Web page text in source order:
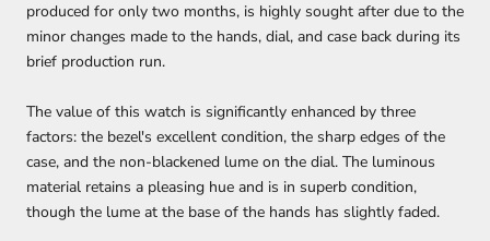
produced for only two months, is highly sought after due to the
minor changes made to the hands, dial, and case back during its
brief production run.
The value of this watch is significantly enhanced by three
factors: the bezel's excellent condition, the sharp edges of the
case, and the non-blackened lume on the dial. The luminous
material retains a pleasing hue and is in superb condition,
though the lume at the base of the hands has slightly faded.